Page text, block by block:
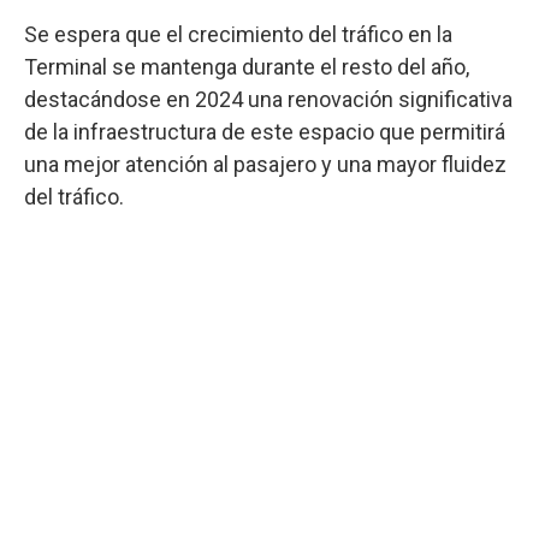
Se espera que el crecimiento del tráfico en la
Terminal se mantenga durante el resto del año,
destacándose en 2024 una renovación significativa
de la infraestructura de este espacio que permitirá
una mejor atención al pasajero y una mayor fluidez
del tráfico.